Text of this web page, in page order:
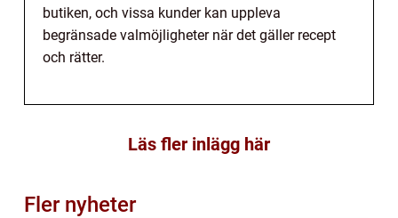
butiken, och vissa kunder kan uppleva
begränsade valmöjligheter när det gäller recept
och rätter.
Läs fler inlägg här
Fler nyheter